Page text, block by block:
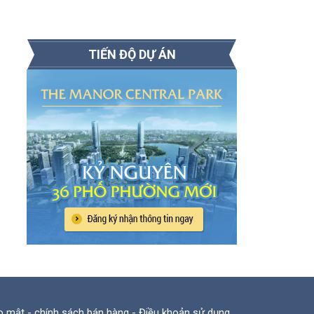
TIẾN ĐỘ DỰ ÁN